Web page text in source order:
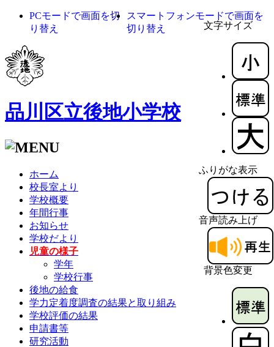
文字サイズ
ふりがな表示
音声読み上げ
背景色変更
PCモードで画面を切
り替え
スマートフォンモードで画面を
切り替え
品川区立後地小学校
ホーム
校長室より
学校概要
年間行事
お知らせ
学校だより
児童の様子
学年
学校行事
後地の給食
学力定着度調査の結果と取り組み
学校評価の結果
申請書等
研究活動